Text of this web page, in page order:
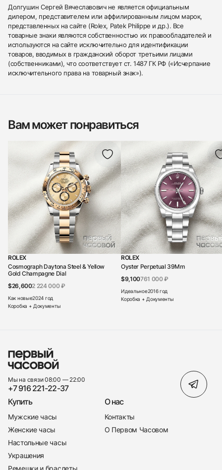
Долгушин Сергей Вячеславович не является официальным
дилером, представителем или аффилированным лицом марок,
представленных на сайте (Rolex, Patek Philippe и др.). Все
товарные знаки являются собственностью их правообладателей и
используются на сайте исключительно для идентификации
товаров, вводимых в гражданский оборот третьими лицами
(собственниками), что соответствует ст. 1487 ГК РФ («Исчерпание
исключительного права на товарный знак»).
Вам может понравиться
ROLEX
Cosmograph Daytona Steel & Yellow
Gold Champagne Dial
$26,6002 224 000 ₽
Как новые2024 год
Коробка + Документы
ROLEX
Oyster Perpetual 39Mm
$9,100761 000 ₽
Идеальное2016 год
Коробка + Документы
Мы на связи 08:00 — 22:00
+7 916 221-22-37
Купить
Мужские часы
Женские часы
Настольные часы
Украшения
О нас
Контакты
О Первом Часовом